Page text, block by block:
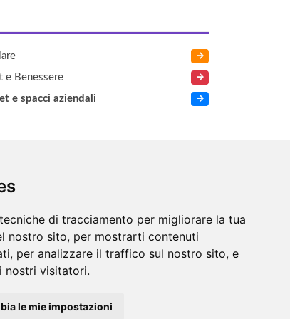
di tracciamento per migliorare la tua
nostro sito, per mostrarti contenuti
per analizzare il traffico sul nostro sito, e
nostri visitatori.
le mie impostazioni
e Benessere
e spacci aziendali
Utili
Chi siamo /